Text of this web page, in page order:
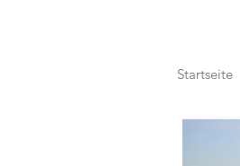
Startseite